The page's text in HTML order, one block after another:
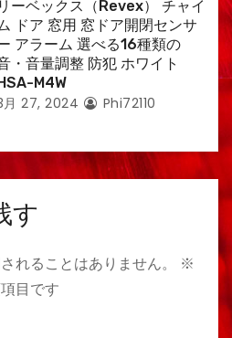
リーベックス（Revex） チャイ
ドア 窓用 窓ドア開閉センサ
アラーム 選べる16種類の
・音量調整 防犯 ホワイト
M4W
月 27, 2024 Phi72110
す
れることはありません。
※
目です